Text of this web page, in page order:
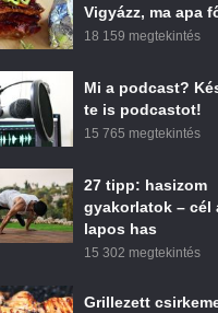
Vigyázz, ma apa
18 159 megtekintés
Mi a podcast?
te is podcastot!
15 765 megtekintés
27 tipp: hasizom
gyakorlatok – cél
lapos has
15 302 megtekintés
Grillezett